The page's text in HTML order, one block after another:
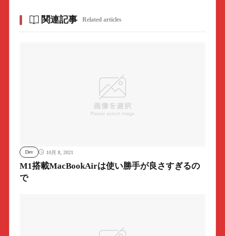
関連記事 Related articles
Dev 10月 8, 2021
M1搭載MacBookAirは使い勝手が良さすぎるの
で